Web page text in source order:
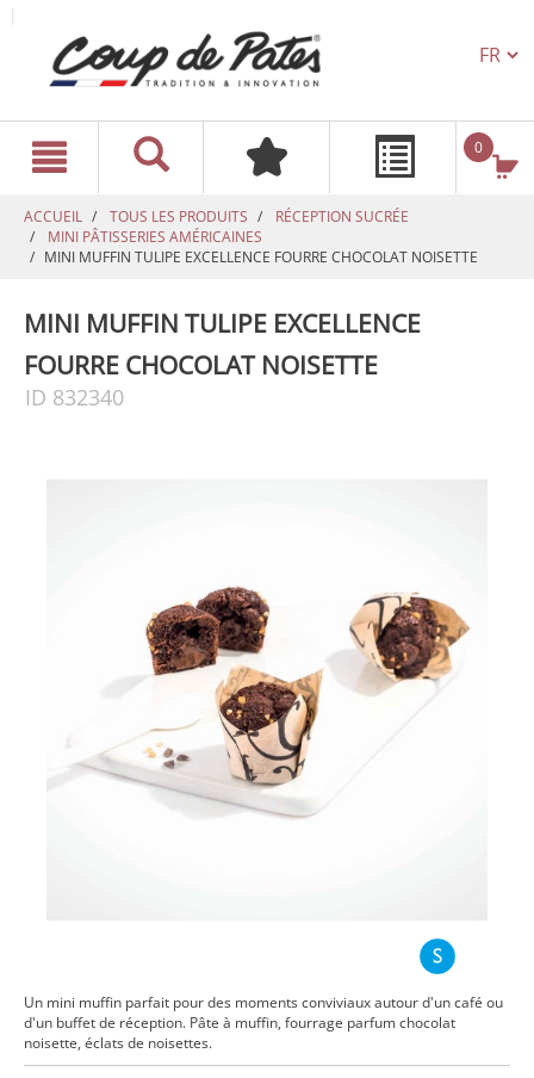
0
ACCUEIL TOUS LES PRODUITS
RÉCEPTION SUCRÉE
MINI PÂTISSERIES AMÉRICAINES
MINI MUFFIN TULIPE EXCELLENCE FOURRE CHOCOLAT NOISETTE
MINI MUFFIN TULIPE EXCELLENCE
FOURRE CHOCOLAT NOISETTE
ID 832340
Un mini muffin parfait pour des moments conviviaux autour d'un café ou
d'un buffet de réception. Pâte à muffin, fourrage parfum chocolat
noisette, éclats de noisettes.